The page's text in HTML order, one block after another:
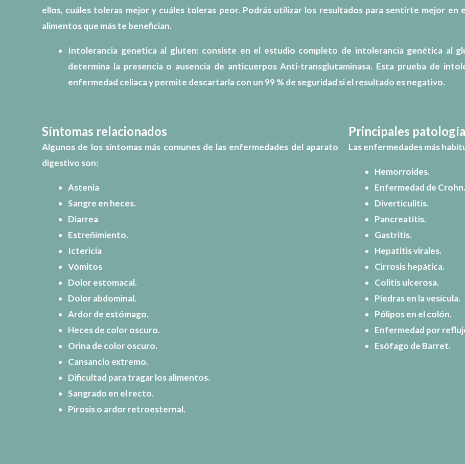
ellos, cuáles toleras mejor y cuáles toleras peor. Podrás utilizar los resultados para sentirte mejor en
alimentos que más te benefician.
Intolerancia genetica al gluten: consiste en el estudio completo de intolerancia genética al
determina la presencia o ausencia de anticuerpos Anti-transglutaminasa. Esta prueba de
enfermedad celiaca y permite descartarla con un 99 % de seguridad si el resultado es negativo.
Síntomas relacionados
Algunos de los síntomas más comunes de las enfermedades del aparato
digestivo son:
Astenia
Sangre en heces.
Diarrea
Estreñimiento.
Ictericia
Vómitos
Dolor estomacal.
Dolor abdominal.
Ardor de estómago.
Heces de color oscuro.
Orina de color oscuro.
Cansancio extremo.
Dificultad para tragar los alimentos.
Sangrado en el recto.
Pirosis o ardor retroesternal.
Principales
Las enfermedades más
Hemorroides.
Enfermedad de Crohn.
Diverticulitis.
Pancreatitis.
Gastritis.
Hepatitis virales.
Cirrosis hepática.
Colitis ulcerosa.
Piedras en la vesícula.
Pólipos en el colón.
Enfermedad por
Esófago de Barret.